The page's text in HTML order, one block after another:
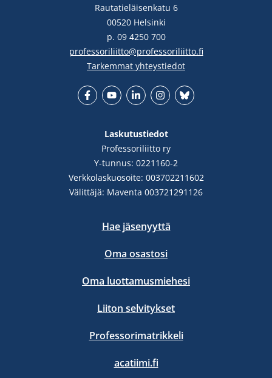
Rautatieläisenkatu 6
00520 Helsinki
p. 09 4250 700
professoriliitto@professoriliitto.fi
Tarkemmat yhteystiedot
Laskutustiedot
Professoriliitto ry
Y-tunnus: 0221160-2
Verkkolaskuosoite: 003702211602
Välittäjä: Maventa 003721291126
Hae jäsenyyttä
Oma osastosi
Oma luottamusmiehesi
Liiton selvitykset
Professorimatrikkeli
acatiimi.fi